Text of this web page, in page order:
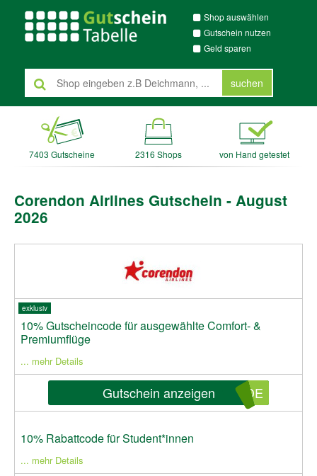
Shop auswählen
Gutschein nutzen
Geld sparen
suchen
7403 Gutscheine 2316 Shops von Hand getestet
Corendon Airlines Gutschein - August
2026
10% Gutscheincode für ausgewählte Comfort- &
Premiumflüge
exklusiv
... mehr Details
Gutschein anzeigen SDE
10% Rabattcode für Student*innen
... mehr Details